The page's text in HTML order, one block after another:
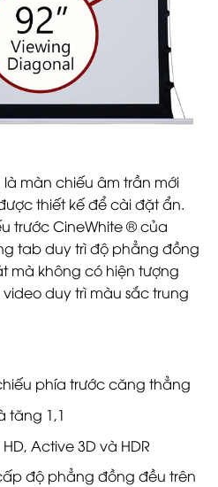
là màn chiếu âm trần mới
thiết kế để cài đặt ẩn.
trước CineWhite ® của
tab duy trì độ phẳng đồng
mà không có hiện tượng
duy trì màu sắc trung
phía trước căng thẳng
tăng 1,1
Active 3D và HDR
độ phẳng đồng đều trên